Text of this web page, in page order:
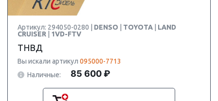
Артикул: 294050-0280 | DENSO TOYOTA
LAND
CRUISER
1VD-FTV
ТНВД
Вы искали артикул 095000-7713
Наличные:
85 600 ₽